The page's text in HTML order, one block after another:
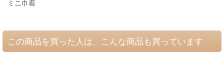
ミニ巾着
この商品を買った人は、こんな商品も買っています